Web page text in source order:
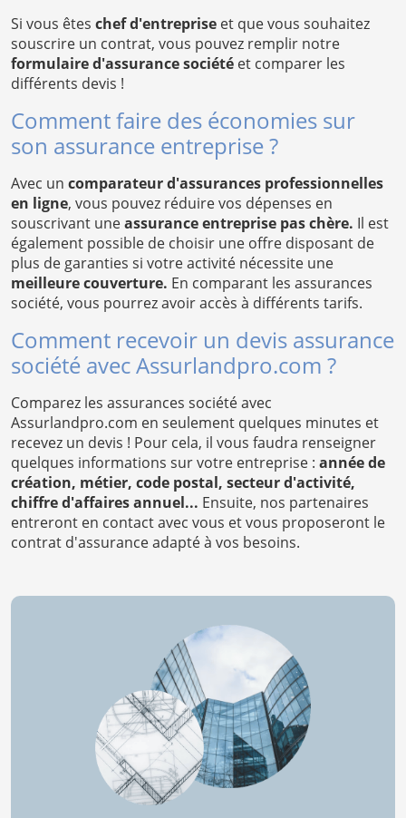
Si vous êtes chef d'entreprise et que vous souhaitez
souscrire un contrat, vous pouvez remplir notre
formulaire d'assurance société et comparer les
différents devis !
Comment faire des économies sur
son assurance entreprise ?
Avec un comparateur d'assurances professionnelles
en ligne, vous pouvez réduire vos dépenses en
souscrivant uneassurance entreprise pas chère. Il est
également possible de choisir une offre disposant de
plus de garanties si votre activité nécessite une
meilleure couverture. En comparant les assurances
société, vous pourrez avoir accès à différents tarifs.
Comment recevoir un devis assurance
société avec Assurlandpro.com ?
Comparez les assurances société avec
Assurlandpro.com en seulement quelques minutes et
recevez un devis ! Pour cela, il vous faudra renseigner
quelques informations sur votre entreprise : année de
création, métier, code postal, secteur d'activité,
chiffre d'affaires annuel... Ensuite, nos partenaires
entreront en contact avec vous et vous proposeront le
contrat d'assurance adapté à vos besoins.